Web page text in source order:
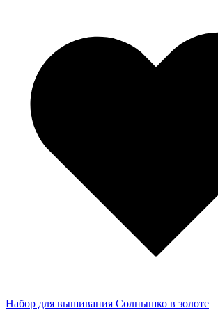
Набор для вышивания Солнышко в золоте